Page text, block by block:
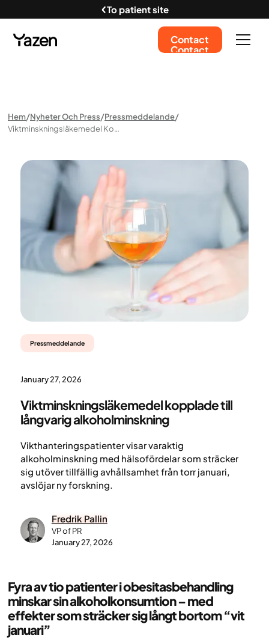
To patient site
Contact
Contact
Hem Nyheter Och Press Pressmeddelande
Viktminskningsläkemedel Kopplade Till Långvarig Alkoholminskning
Pressmeddelande
January 27, 2026
Viktminskningsläkemedel kopplade till
långvarig alkoholminskning
Vikthanteringspatienter visar varaktig
alkoholminskning med hälsofördelar som sträcker
sig utöver tillfällig avhållsamhet från torr januari,
avslöjar ny forskning.
Fredrik Pallin
VP of PR
January 27, 2026
Fyra av tio patienter i obesitasbehandling
minskar sin alkoholkonsumtion – med
effekter som sträcker sig långt bortom “vit
januari”